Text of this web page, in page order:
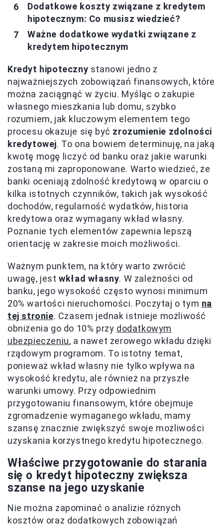
Dodatkowe koszty związane z kredytem
hipotecznym: Co musisz wiedzieć?
Ważne dodatkowe wydatki związane z
kredytem hipotecznym
Kredyt hipoteczny stanowi jedno z
najważniejszych zobowiązań finansowych, które
można zaciągnąć w życiu. Myśląc o zakupie
własnego mieszkania lub domu, szybko
rozumiem, jak kluczowym elementem tego
procesu okazuje się być zrozumienie zdolności
kredytowej. To ona bowiem determinuję, na jaką
kwotę mogę liczyć od banku oraz jakie warunki
zostaną mi zaproponowane. Warto wiedzieć, że
banki oceniają zdolność kredytową w oparciu o
kilka istotnych czynników, takich jak wysokość
dochodów, regularność wydatków, historia
kredytowa oraz wymagany wkład własny.
Poznanie tych elementów zapewnia lepszą
orientację w zakresie moich możliwości.
Ważnym punktem, na który warto zwrócić
uwagę, jestwkład własny. W zależności od
banku, jego wysokość często wynosi minimum
20% wartości nieruchomości. Poczytaj o tym na
tej stronie. Czasem jednak istnieje możliwość
obniżenia go do 10% przy dodatkowym
ubezpieczeniu, a nawet zerowego wkładu dzięki
rządowym programom. To istotny temat,
ponieważ wkład własny nie tylko wpływa na
wysokość kredytu, ale również na przyszłe
warunki umowy. Przy odpowiednim
przygotowaniu finansowym, które obejmuje
zgromadzenie wymaganego wkładu, mamy
szansę znacznie zwiększyć swoje możliwości
uzyskania korzystnego kredytu hipotecznego.
Właściwe przygotowanie do starania
się o kredyt hipoteczny zwiększa
szanse na jego uzyskanie
Nie można zapominać o analizie różnych
kosztów oraz dodatkowych zobowiązań